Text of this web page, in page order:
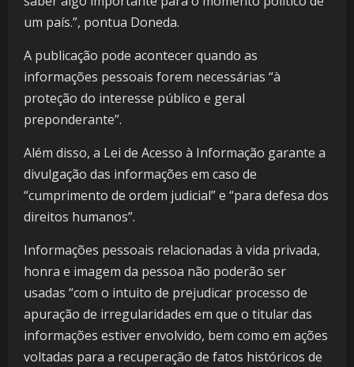
um país.”, pontua Doneda.
A publicação pode acontecer quando as
informações pessoais forem necessárias “à
proteção do interesse público e geral
preponderante”.
Além disso, a Lei de Acesso à Informação garante a
divulgação das informações em caso de
“cumprimento de ordem judicial” e “para defesa dos
direitos humanos”.
Informações pessoais relacionadas à vida privada,
honra e imagem da pessoa não poderão ser
usadas “com o intuito de prejudicar processo de
apuração de irregularidades em que o titular das
informações estiver envolvido, bem como em ações
voltadas para a recuperação de fatos históricos de